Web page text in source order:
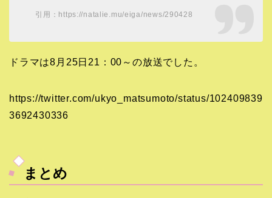
引用：https://natalie.mu/eiga/news/290428
ドラマは8月25日21：00～の放送でした。
https://twitter.com/ukyo_matsumoto/status/102409839
3692430336
まとめ